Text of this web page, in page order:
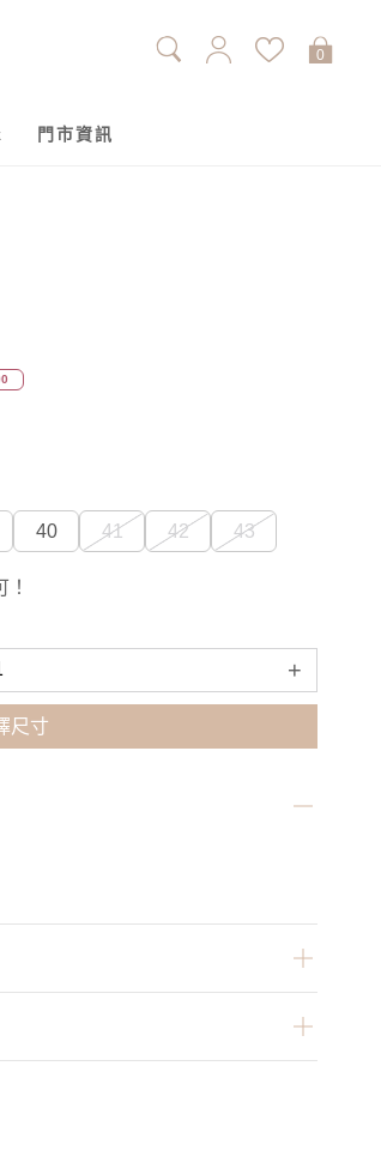
門市資訊
40 41 42 43
+
尺寸
0